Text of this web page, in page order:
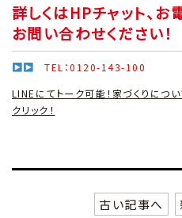
詳しくはHPチャット、
お問い合わせください！
TEL：0120-143-100
LINEにてトーク可能！家づくりにつ
クリック！
古い記事へ